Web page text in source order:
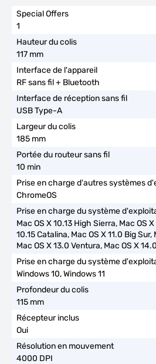
1
117 mm
RF sans fil + Bluetooth
USB Type-A
185 mm
10 min
ChromeOS
Mac OS X 10.13 High Sierra, Mac OS
10.15 Catalina, Mac OS X 11.0 Big
Mac OS X 13.0 Ventura, Mac OS X
Windows 10, Windows 11
115 mm
Oui
4000 DPI